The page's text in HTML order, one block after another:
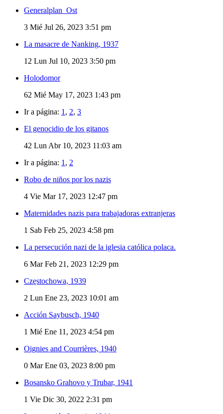
Generalplan_Ost
3 Mié Jul 26, 2023 3:51 pm
La masacre de Nanking, 1937
12 Lun Jul 10, 2023 3:50 pm
Holodomor
62 Mié May 17, 2023 1:43 pm
Ir a página: 1 , 2, 3
El genocidio de los gitanos
42 Lun Abr 10, 2023 11:03 am
Ir a página: 1 , 2
Robo de niños por los nazis
4 Vie Mar 17, 2023 12:47 pm
Maternidades nazis para trabajadoras extranjeras
1 Sab Feb 25, 2023 4:58 pm
La persecución nazi de la iglesia católica polaca.
6 Mar Feb 21, 2023 12:29 pm
Częstochowa, 1939
2 Lun Ene 23, 2023 10:01 am
Acción Saybusch, 1940
1 Mié Ene 11, 2023 4:54 pm
Oignies and Courrières, 1940
0 Mar Ene 03, 2023 8:00 pm
Bosansko Grahovo y Trubar, 1941
1 Vie Dic 30, 2022 2:31 pm